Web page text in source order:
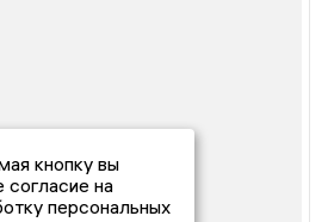
кнопку вы
согласие на
персональных